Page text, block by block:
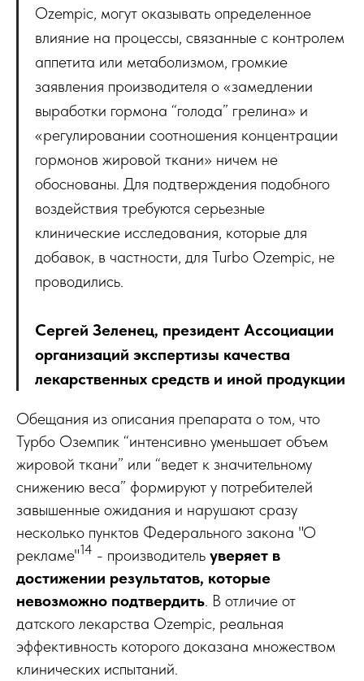
Ozempic, могут оказывать определенное
влияние на процессы, связанные с контролем
аппетита или метаболизмом, громкие
заявления производителя о «замедлении
выработки гормона “голода” грелина» и
«регулировании соотношения концентрации
гормонов жировой ткани» ничем не
обоснованы. Для подтверждения подобного
воздействия требуются серьезные
клинические исследования, которые для
добавок, в частности, для Turbo Ozempic, не
проводились.
Сергей Зеленец, президент Ассоциации
организаций экспертизы качества
лекарственных средств и иной продукции
Обещания из описания препарата о том, что
Турбо Оземпик “интенсивно уменьшает объем
жировой ткани” или “ведет к значительному
снижению веса” формируют у потребителей
завышенные ожидания и нарушают сразу
несколько пунктов Федерального закона "О
рекламе"14 - производитель уверяет в
достижении результатов, которые
невозможно подтвердить. В отличие от
датского лекарства Ozempic, реальная
эффективность которого доказана множеством
клинических испытаний.